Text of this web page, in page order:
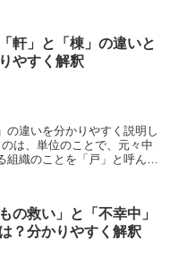
軒」と「棟」の違いと
やすく解釈
の違いを分かりやすく説明し
は、単位のことで、元々中
組織のことを「戸」と呼んで
の救い」と「不幸中」
？分かりやすく解釈